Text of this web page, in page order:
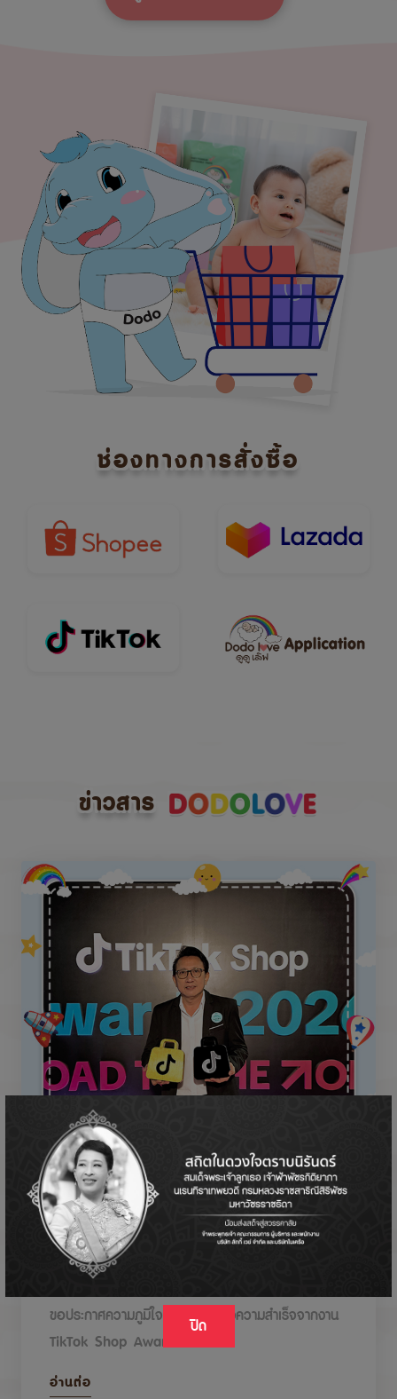
ปิด
ช่องทางการสั่งซื้อ
ข่าวสาร
DODOLOVE รับรางวัลในงาน TikTok Shop
Awards 2026
ขอประกาศความภูมิใจกับรางวัลแห่งความสำเร็จจากงาน
TikTok Shop Awards 2026
อ่านต่อ